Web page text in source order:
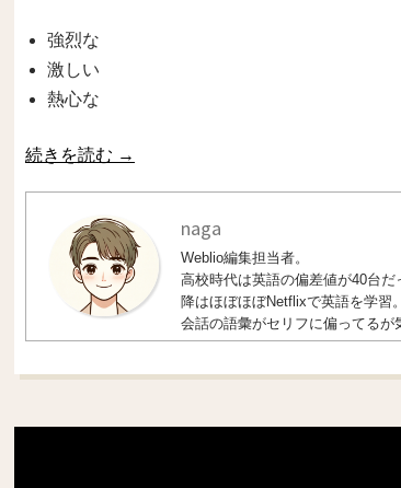
強烈な
激しい
熱心な
続きを読む →
naga
Weblio編集担当者。
高校時代は英語の偏差値が40台
降はほぼほぼNetflixで英語を学習
会話の語彙がセリフに偏ってるが